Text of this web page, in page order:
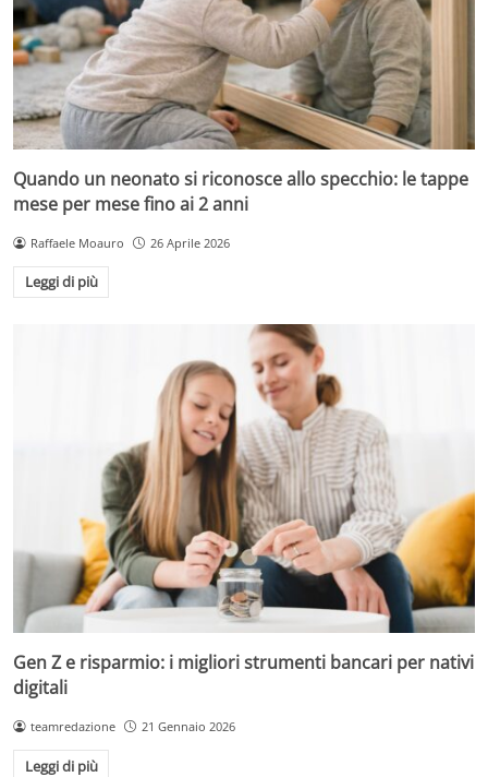
Quando un neonato si riconosce allo specchio: le tappe
mese per mese fino ai 2 anni
Raffaele Moauro 26 Aprile 2026
Leggi di più
Gen Z e risparmio: i migliori strumenti bancari per nativi
digitali
teamredazione 21 Gennaio 2026
Leggi di più